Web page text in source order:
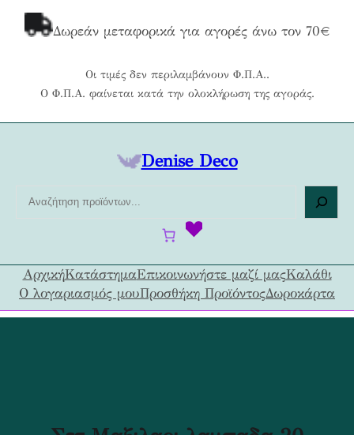
Δωρεάν μεταφορικά για αγορές άνω τον 70€
Οι τιμές δεν περιλαμβάνουν Φ.Π.Α..
Ο Φ.Π.Α. φαίνεται κατά την ολοκλήρωση της αγοράς.
Denise Deco
ή
τ
η
ΑρχικήΚατάστημαΕπικοινωνήστε μαζί μαςΚαλάθι
Ο λογαριασμός μουΠροσθήκη ΠροϊόντοςΔωροκάρτα